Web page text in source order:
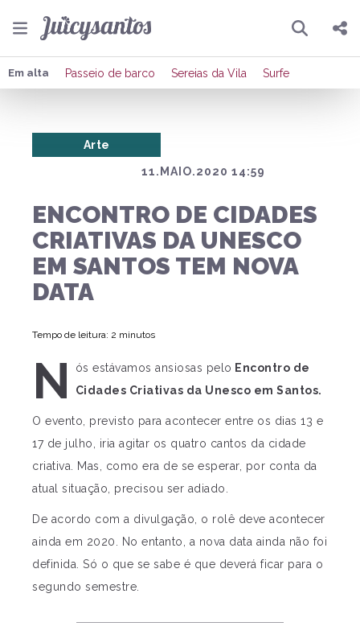
Pesquisar
Compartilhar
Publicar no X
Em alta Passeio de barco Sereias da Vila Surfe
11.MAIO.2020 14:59
Arte
ENCONTRO DE CIDADES
CRIATIVAS DA UNESCO
EM SANTOS TEM NOVA
DATA
Tempo de leitura: 2 minutos
N ós estávamos ansiosas pelo Encontro de
Cidades Criativas da Unesco em Santos.
O evento, previsto para acontecer entre os dias 13 e
17 de julho, iria agitar os quatro cantos da cidade
criativa. Mas, como era de se esperar, por conta da
atual situação, precisou ser adiado.
De acordo com a divulgação, o rolê deve acontecer
ainda em 2020. No entanto, a nova data ainda não foi
definida. Só o que se sabe é que deverá ficar para o
segundo semestre.